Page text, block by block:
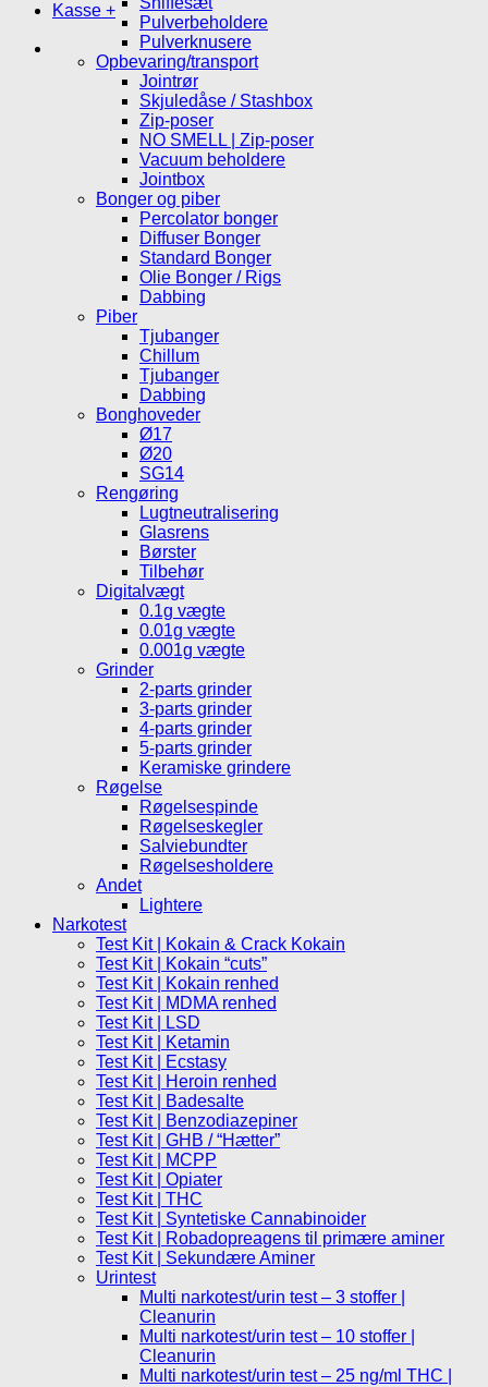
Kasse +
Pulverbeholdere
Pulverknusere
Opbevaring/transport
Jointrør
Skjuledåse / Stashbox
Zip-poser
NO SMELL | Zip-poser
Vacuum beholdere
Jointbox
Bonger og piber
Percolator bonger
Diffuser Bonger
Standard Bonger
Olie Bonger / Rigs
Dabbing
Piber
Tjubanger
Chillum
Tjubanger
Dabbing
Bonghoveder
Ø17
Ø20
SG14
Rengøring
Lugtneutralisering
Glasrens
Børster
Tilbehør
Digitalvægt
0.1g vægte
0.01g vægte
0.001g vægte
Grinder
2-parts grinder
3-parts grinder
4-parts grinder
5-parts grinder
Keramiske grindere
Røgelse
Røgelsespinde
Røgelseskegler
Salviebundter
Røgelsesholdere
Andet
Lightere
Narkotest
Test Kit | Kokain & Crack Kokain
Test Kit | Kokain “cuts”
Test Kit | Kokain renhed
Test Kit | MDMA renhed
Test Kit | LSD
Test Kit | Ketamin
Test Kit | Ecstasy
Test Kit | Heroin renhed
Test Kit | Badesalte
Test Kit | Benzodiazepiner
Test Kit | GHB / “Hætter”
Test Kit | MCPP
Test Kit | Opiater
Test Kit | THC
Test Kit | Syntetiske Cannabinoider
Test Kit | Robadopreagens til primære aminer
Test Kit | Sekundære Aminer
Urintest
Multi narkotest/urin test – 3 stoffer |
Cleanurin
Multi narkotest/urin test – 10 stoffer |
Cleanurin
Multi narkotest/urin test – 25 ng/ml THC |